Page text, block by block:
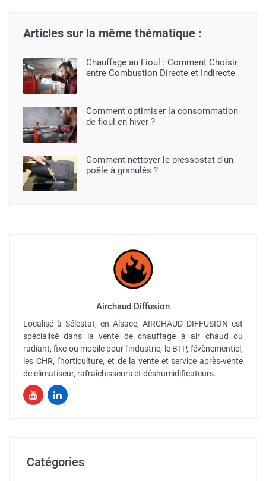
Articles sur la même thématique :
Chauffage au Fioul : Comment Choisir
entre Combustion Directe et Indirecte
Comment optimiser la consommation
de fioul en hiver ?
Comment nettoyer le pressostat d'un
poêle à granulés ?
Airchaud Diffusion
Localisé à Sélestat, en Alsace, AIRCHAUD DIFFUSION est
spécialisé dans la vente de chauffage à air chaud ou
radiant, fixe ou mobile pour l'industrie, le BTP, l'évènementiel,
les CHR, l'horticulture, et de la vente et service après-vente
de climatiseur, rafraîchisseurs et déshumidificateurs.
Catégories